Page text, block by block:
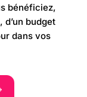
bénéficiez,
budget
dans vos